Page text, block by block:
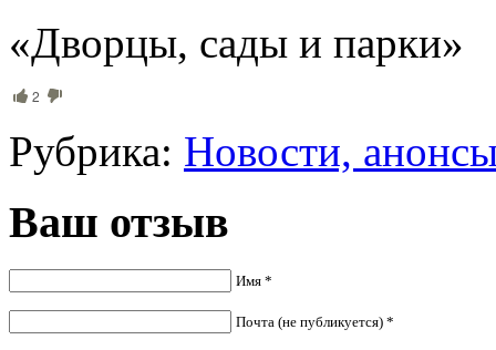
«Дворцы, сады и парки»
2
Рубрика: Новости,
Ваш отзыв
Имя *
Почта (не публикуется) *